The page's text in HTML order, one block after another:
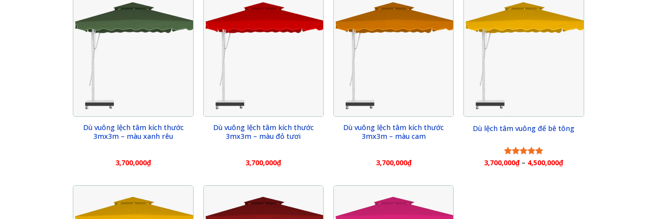
Dù vuông lệch tâm kích thước
3mx3m – màu xanh rêu
3,700,000₫
Dù vuông lệch tâm kích thước
3mx3m – màu đỏ tươi
3,700,000₫
Dù vuông lệch tâm kích thước
3mx3m – màu cam
3,700,000₫
Dù lệch tâm vuông đế bê tông
Rated 5.00
3,700,000₫ – 4,500,000₫